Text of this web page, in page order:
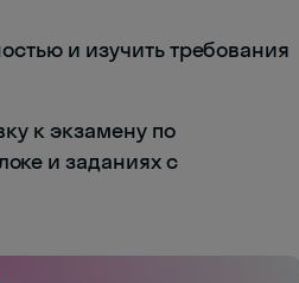
и изучить требования
к экзамену по
и заданиях с